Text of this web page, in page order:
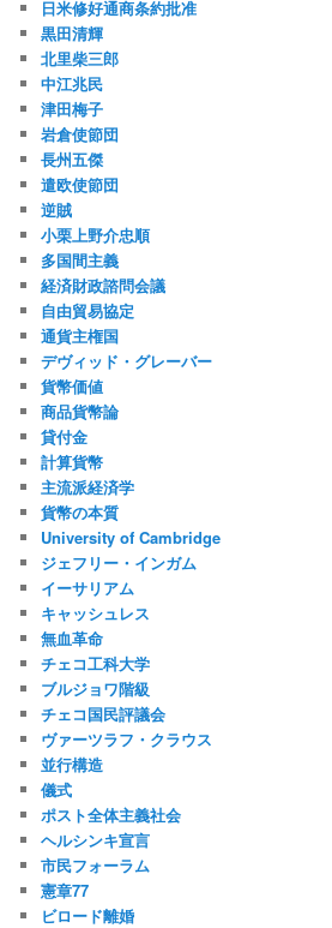
日米修好通商条約批准
黒田清輝
北里柴三郎
中江兆民
津田梅子
岩倉使節団
長州五傑
遣欧使節団
逆賊
小栗上野介忠順
多国間主義
経済財政諮問会議
自由貿易協定
通貨主権国
デヴィッド・グレーバー
貨幣価値
商品貨幣論
貸付金
計算貨幣
主流派経済学
貨幣の本質
University of Cambridge
ジェフリー・インガム
イーサリアム
キャッシュレス
無血革命
チェコ工科大学
ブルジョワ階級
チェコ国民評議会
ヴァーツラフ・クラウス
並行構造
儀式
ポスト全体主義社会
ヘルシンキ宣言
市民フォーラム
憲章77
ビロード離婚